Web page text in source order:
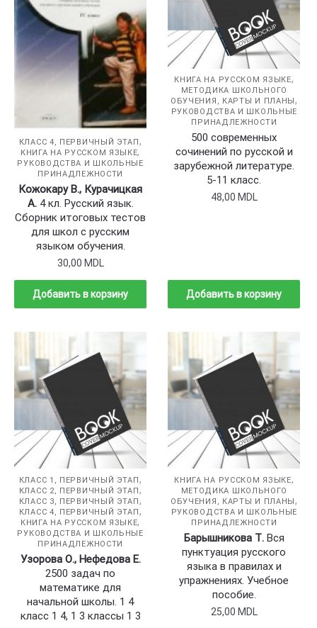
КЛАСС 4, ПЕРВИЧНЫЙ ЭТАП ,
КНИГА НА РУССКОМ ЯЗЫКЕ,
РУКОВОДСТВА И ШКОЛЬНЫЕ
ПРИНАДЛЕЖНОСТИ
Кожокару В., Курачицкая
А.4 кл. Русский язык.
Сборник итоговых тестов
для школ с русским
языком обучения.
30,00 MDL
Добавить в корзину
КНИГА НА РУССКОМ ЯЗЫКЕ,
МЕТОДИКА ШКОЛЬНОГО
ОБУЧЕНИЯ, КАРТЫ И ПЛАНЫ,
РУКОВОДСТВА И ШКОЛЬНЫЕ
ПРИНАДЛЕЖНОСТИ
500 современных
сочинений по русской и
зарубежной литературе.
5-11 класс.
48,00 MDL
Добавить в корзину
КЛАСС 1, ПЕРВИЧНЫЙ ЭТАП,
КЛАСС 2, ПЕРВИЧНЫЙ ЭТАП,
КЛАСС 3, ПЕРВИЧНЫЙ ЭТАП,
КЛАСС 4, ПЕРВИЧНЫЙ ЭТАП,
КНИГА НА РУССКОМ ЯЗЫКЕ,
РУКОВОДСТВА И ШКОЛЬНЫЕ
ПРИНАДЛЕЖНОСТИ
Узорова О., Нефедова Е.
2500 задач по
математике для
начальной школы. 1 4
класс 1 4, 1 3 классы 1 3
КНИГА НА РУССКОМ ЯЗЫКЕ,
МЕТОДИКА ШКОЛЬНОГО
ОБУЧЕНИЯ, КАРТЫ И ПЛАНЫ,
РУКОВОДСТВА И ШКОЛЬНЫЕ
ПРИНАДЛЕЖНОСТИ
Барышникова Т.Вся
пунктуация русского
языка в правилах и
упражнениях. Учебное
пособие.
25,00 MDL